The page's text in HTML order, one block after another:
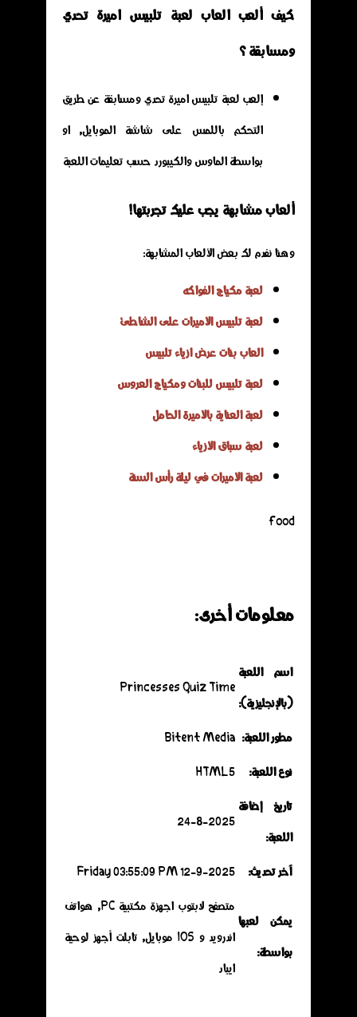
كيف ألعب العاب لعبة تلبيس اميرة تحدي
ومسابقة ؟
إلعب لعبة تلبيس اميرة تحدي ومسابقة عن طريق
التحكم باللمس على شاشة الموبايل, او
بواسطة الماوس والكيبورد حسب تعليمات اللعبة
ألعاب مشابهة يجب عليك تجربتها!
وهنا نفدم لك بعض الألعاب المشابهة:
لعبة مكياج الفواكه
لعبة تلبيس الأميرات على الشاطئ
العاب بنات عرض ازياء تلبيس
لعبة تلبيس للبنات ومكياج العروس
لعبة العناية بالأميرة الحامل
لعبة سباق الأزياء
لعبة الأميرات في ليلة رأس السنة
food
معلومات أخرى:
اسم اللعبة
(بالإنجليزية):
Princesses Quiz Time
مطور اللعبة: Bitent Media
نوع اللعبة:
HTML5
تاريخ إضافة
اللعبة:
24-8-2025
آخر تحديث: 12-9-2025 Friday 03:55:09 PM
يمكن لعبها
بواسطة:
متصفح لابتوب اجهزة مكتبية PC, هواتف
اندرويد و IOS موبايل, تابلت أجهز لوحية
ايباد